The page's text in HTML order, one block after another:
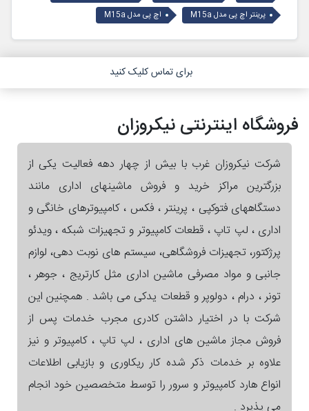
پرینتر اچ پی مدل M15a
اچ پی مدل M15a
برای تماس کلیک کنید
فروشگاه اینترنتی نیکروزان
شرکت نیکروزان غرب با بیش از چهار دهه فعالیت یکی از
بزرگترین مراکز خرید و فروش ماشینهای اداری مانند
دستگاههای فتوکپی ، پرینتر ، فکس ، کامپیوترهای خانگی و
اداری ، لپ تاپ ، قطعات کامپیوتر و تجهیزات شبکه ، ویدئو
پرژکتور، تجهیزات فروشگاهی، سیستم های نوبت دهی، لوازم
جانبی و مواد مصرفی ماشین اداری مثل کارتریج ، جوهر ،
تونر ، درام ، دولوپر و قطعات یدکی می باشد . همچنین این
شرکت با در اختیار داشتن کادری مجرب خدمات پس از
فروش مجاز ماشین های اداری ، لپ تاپ ، کامپیوتر و نیز
علاوه بر خدمات ذکر شده کار ریکاوری و بازیابی اطلاعات
انواع هارد کامپیوتر و سرور را توسط متخصصین خود انجام